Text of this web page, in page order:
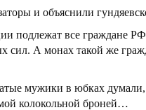
и объяснили
подлежат все граждане
сил. А монах такой же
мужики в юбках
колокольной броней…